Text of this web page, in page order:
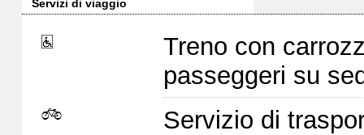
Servizi di viaggio
Treno con
passeggeri su
Servizio di